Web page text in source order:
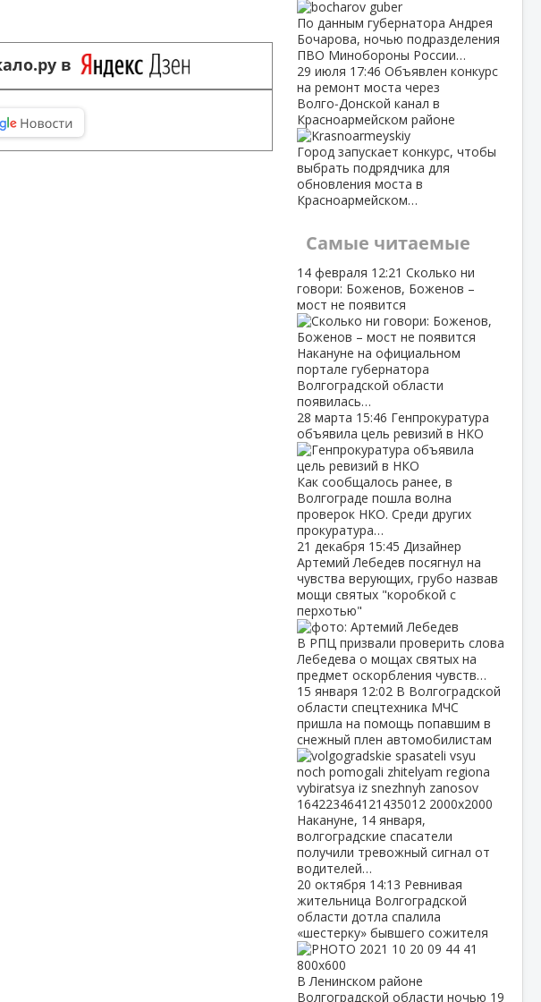
в
По данным губернатора Андрея
Бочарова, ночью подразделения
ПВО Минобороны России…
29 июля 17:46 Объявлен конкурс
на ремонт моста через
Волго‑Донской канал в
Красноармейском районе
Город запускает конкурс, чтобы
выбрать подрядчика для
обновления моста в
Красноармейском…
Самые читаемые
14 февраля 12:21 Сколько ни
говори: Боженов, Боженов –
мост не появится
Накануне на официальном
портале губернатора
Волгоградской области
появилась…
28 марта 15:46 Генпрокуратура
объявила цель ревизий в НКО
Как сообщалось ранее, в
Волгограде пошла волна
проверок НКО. Среди других
прокуратура…
21 декабря 15:45 Дизайнер
Артемий Лебедев посягнул на
чувства верующих, грубо назвав
мощи святых "коробкой с
перхотью"
В РПЦ призвали проверить слова
Лебедева о мощах святых на
предмет оскорбления чувств…
15 января 12:02 В Волгоградской
области спецтехника МЧС
пришла на помощь попавшим в
снежный плен автомобилистам
Накануне, 14 января,
волгоградские спасатели
получили тревожный сигнал от
водителей…
20 октября 14:13 Ревнивая
жительница Волгоградской
области дотла спалила
«шестерку» бывшего сожителя
В Ленинском районе
Волгоградской области ночью 19